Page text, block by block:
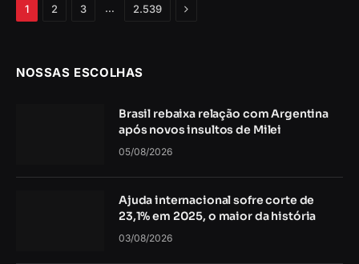
1 2 3 … 2.539 Próximo
NOSSAS ESCOLHAS
Brasil rebaixa relação com Argentina
após novos insultos de Milei
05/08/2026
Ajuda internacional sofre corte de
23,1% em 2025, o maior da história
03/08/2026